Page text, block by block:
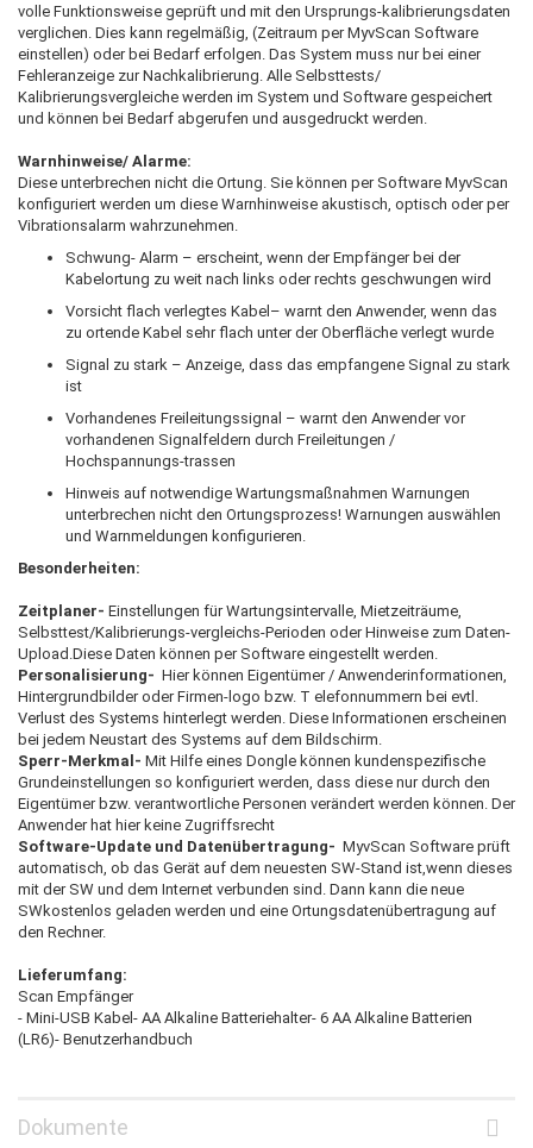
volle Funktionsweise geprüft und mit den Ursprungs-kalibrierungsdaten
verglichen. Dies kann regelmäßig, (Zeitraum per MyvScan Software
einstellen) oder bei Bedarf erfolgen. Das System muss nur bei einer
Fehleranzeige zur Nachkalibrierung. Alle Selbsttests/
Kalibrierungsvergleiche werden im System und Software gespeichert
und können bei Bedarf abgerufen und ausgedruckt werden.
Warnhinweise/ Alarme:
Diese unterbrechen nicht die Ortung. Sie können per Software MyvScan
konfiguriert werden um diese Warnhinweise akustisch, optisch oder per
Vibrationsalarm wahrzunehmen.
Schwung- Alarm – erscheint, wenn der Empfänger bei der
Kabelortung zu weit nach links oder rechts geschwungen wird
Vorsicht flach verlegtes Kabel– warnt den Anwender, wenn das
zu ortende Kabel sehr flach unter der Oberfläche verlegt wurde
Signal zu stark – Anzeige, dass das empfangene Signal zu stark
ist
Vorhandenes Freileitungssignal – warnt den Anwender vor
vorhandenen Signalfeldern durch Freileitungen /
Hochspannungs-trassen
Hinweis auf notwendige Wartungsmaßnahmen Warnungen
unterbrechen nicht den Ortungsprozess! Warnungen auswählen
und Warnmeldungen konfigurieren.
Besonderheiten:
Zeitplaner- Einstellungen für Wartungsintervalle, Mietzeiträume,
Selbsttest/Kalibrierungs-vergleichs-Perioden oder Hinweise zum Daten-
Upload.Diese Daten können per Software eingestellt werden.
Personalisierung- Hier können Eigentümer / Anwenderinformationen,
Hintergrundbilder oder Firmen-logo bzw. T elefonnummern bei evtl.
Verlust des Systems hinterlegt werden. Diese Informationen erscheinen
bei jedem Neustart des Systems auf dem Bildschirm.
Sperr-Merkmal- Mit Hilfe eines Dongle können kundenspezifische
Grundeinstellungen so konfiguriert werden, dass diese nur durch den
Eigentümer bzw. verantwortliche Personen verändert werden können. Der
Anwender hat hier keine Zugriffsrecht
Software-Update und Datenübertragung- MyvScan Software prüft
automatisch, ob das Gerät auf dem neuesten SW-Stand ist,wenn dieses
mit der SW und dem Internet verbunden sind. Dann kann die neue
SWkostenlos geladen werden und eine Ortungsdatenübertragung auf
den Rechner.
Lieferumfang:
Scan Empfänger
- Mini-USB Kabel- AA Alkaline Batteriehalter- 6 AA Alkaline Batterien
(LR6)- Benutzerhandbuch
Dokumente